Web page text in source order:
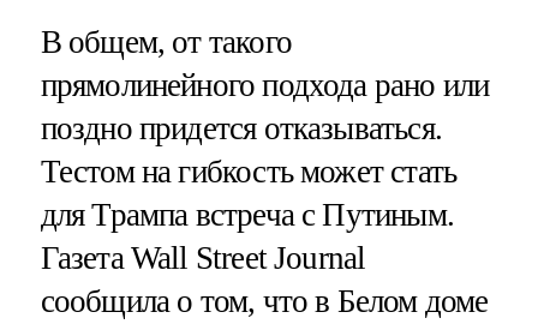
В общем, от такого
прямолинейного подхода рано или
поздно придется отказываться.
Тестом на гибкость может стать
для Трампа встреча с Путиным.
Газета Wall Street Journal
сообщила о том, что в Белом доме